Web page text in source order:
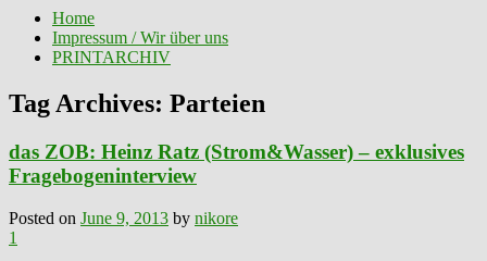
Home
Impressum / Wir über uns
PRINTARCHIV
Tag Archives: Parteien
das ZOB: Heinz Ratz (Strom&Wasser) – exklusives
Fragebogeninterview
Posted on June 9, 2013 by nikore
1